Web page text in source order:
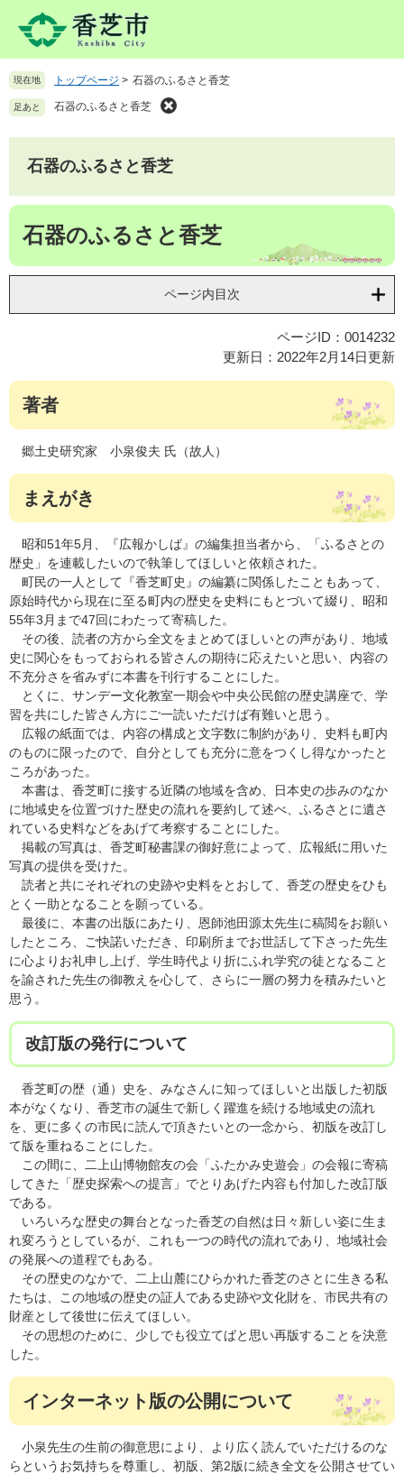
先
頭
す
を
飛
し
文
現在地 トップページ > 石器のふるさと香芝
足あと 石器のふるさと香芝
石器のふるさと香芝
本
石器のふるさと香芝
ページ内目次
ページID：0014232
更新日：2022年2月14日更新
著者
郷土史研究家 小泉俊夫 氏（故人）
まえがき
昭和51年5月、『広報かしば』の編集担当者から、「ふるさとの
歴史」を連載したいので執筆してほしいと依頼された。
町民の一人として『香芝町史』の編纂に関係したこともあって、
原始時代から現在に至る町内の歴史を史料にもとづいて綴り、昭和
55年3月まで47回にわたって寄稿した。
その後、読者の方から全文をまとめてほしいとの声があり、地域
史に関心をもっておられる皆さんの期待に応えたいと思い、内容の
不充分さを省みずに本書を刊行することにした。
とくに、サンデー文化教室一期会や中央公民館の歴史講座で、学
習を共にした皆さん方にご一読いただけば有難いと思う。
広報の紙面では、内容の構成と文字数に制約があり、史料も町内
のものに限ったので、自分としても充分に意をつくし得なかったと
ころがあった。
本書は、香芝町に接する近隣の地域を含め、日本史の歩みのなか
に地域史を位置づけた歴史の流れを要約して述べ、ふるさとに遺さ
れている史料などをあげて考察することにした。
掲載の写真は、香芝町秘書課の御好意によって、広報紙に用いた
写真の提供を受けた。
読者と共にそれぞれの史跡や史料をとおして、香芝の歴史をひも
とく一助となることを願っている。
最後に、本書の出版にあたり、恩師池田源太先生に稿閲をお願い
したところ、ご快諾いただき、印刷所までお世話して下さった先生
に心よりお礼申し上げ、学生時代より折にふれ学究の徒となること
を諭された先生の御教えを心して、さらに一層の努力を積みたいと
思う。
改訂版の発行について
香芝町の歴（通）史を、みなさんに知ってほしいと出版した初版
本がなくなり、香芝市の誕生で新しく躍進を続ける地域史の流れ
を、更に多くの市民に読んで頂きたいとの一念から、初版を改訂し
て版を重ねることにした。
この間に、二上山博物館友の会「ふたかみ史遊会」の会報に寄稿
してきた「歴史探索への提言」でとりあげた内容も付加した改訂版
である。
いろいろな歴史の舞台となった香芝の自然は日々新しい姿に生ま
れ変ろうとしているが、これも一つの時代の流れであり、地域社会
の発展への道程でもある。
その歴史のなかで、二上山麓にひらかれた香芝のさとに生きる私
たちは、この地域の歴史の証人である史跡や文化財を、市民共有の
財産として後世に伝えてほしい。
その思想のために、少しでも役立てばと思い再版することを決意
した。
インターネット版の公開について
小泉先生の生前の御意思により、より広く読んでいただけるのな
らというお気持ちを尊重し、初版、第2版に続き全文を公開させてい